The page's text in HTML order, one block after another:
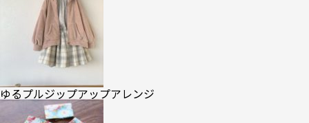
ゆるプルジップアップアレンジ